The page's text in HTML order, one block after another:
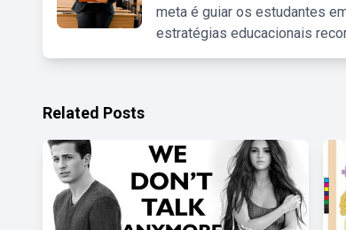
meta é guiar os estudantes
estratégias educacionais
Related Posts